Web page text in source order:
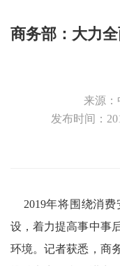
商务部：大力
来源：
发布时间：
2019年将围绕消费
设，着力提高事中事
环境。记者获悉，商